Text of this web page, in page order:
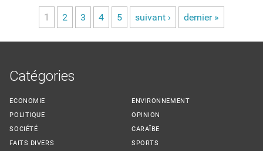
Pages
1 2 3 4 5 suivant › dernier »
Catégories
ECONOMIE
POLITIQUE
SOCIÉTÉ
FAITS DIVERS
ENVIRONNEMENT
OPINION
CARAÏBE
SPORTS